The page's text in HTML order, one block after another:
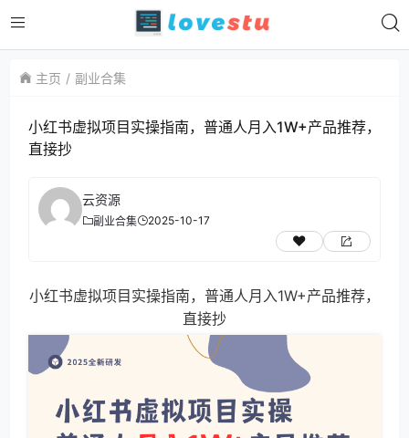
主页 副业合集
小红书虚拟项目实操指南，普通人月入1W+产品推荐，
直接抄
云资源
副业合集 2025-10-17
小红书虚拟项目实操指南，普通人月入1W+产品推荐，
直接抄